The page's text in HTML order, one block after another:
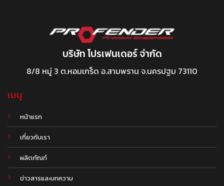
บริษัท โปรเฟนเดอร์ จำกัด
8/8 หมู่ 3 ต.หอมเกร็ด อ.สามพราน จ.นครปฐม 73110
เมนู
หน้าแรก
เกี่ยวกับเรา
ผลิตภัณฑ์
ข่าวสารและบทความ
.